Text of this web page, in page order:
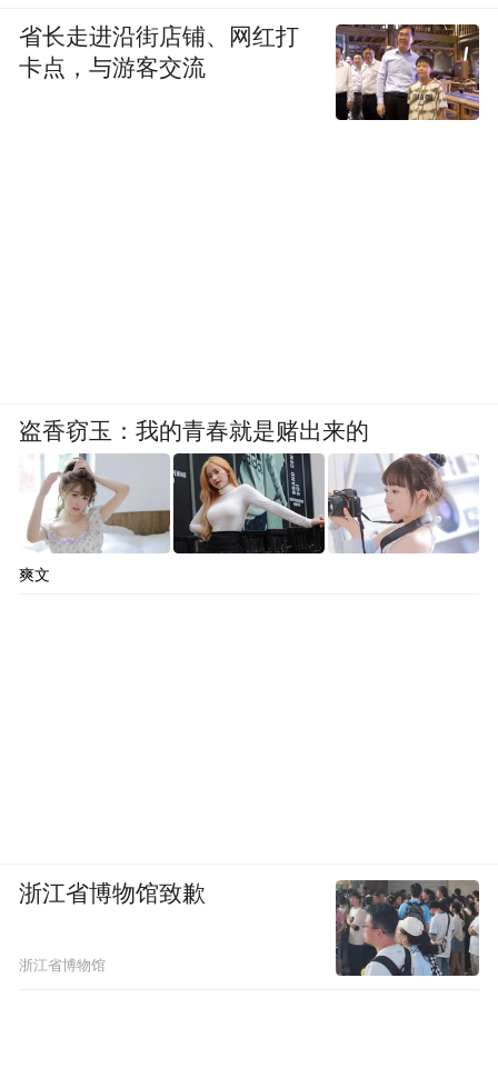
省长走进沿街店铺、网红打
卡点，与游客交流
盗香窃玉：我的青春就是赌出来的
爽文
浙江省博物馆致歉
浙江省博物馆